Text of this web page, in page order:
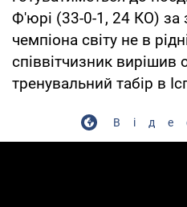
Ф'юрі (33-0-1, 24 КО) за
чемпіона світу не в
співвітчизник вирішив
тренувальний табір в